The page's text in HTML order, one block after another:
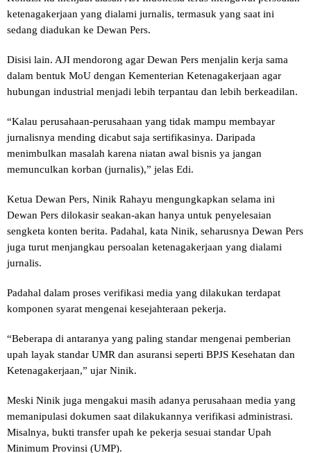
ketenagakerjaan yang dialami jurnalis, termasuk yang saat ini
sedang diadukan ke Dewan Pers.
Disisi lain. AJI mendorong agar Dewan Pers menjalin kerja sama
dalam bentuk MoU dengan Kementerian Ketenagakerjaan agar
hubungan industrial menjadi lebih terpantau dan lebih berkeadilan.
“Kalau perusahaan-perusahaan yang tidak mampu membayar
jurnalisnya mending dicabut saja sertifikasinya. Daripada
menimbulkan masalah karena niatan awal bisnis ya jangan
memunculkan korban (jurnalis),” jelas Edi.
Ketua Dewan Pers, Ninik Rahayu mengungkapkan selama ini
Dewan Pers dilokasir seakan-akan hanya untuk penyelesaian
sengketa konten berita. Padahal, kata Ninik, seharusnya Dewan Pers
juga turut menjangkau persoalan ketenagakerjaan yang dialami
jurnalis.
Padahal dalam proses verifikasi media yang dilakukan terdapat
komponen syarat mengenai kesejahteraan pekerja.
“Beberapa di antaranya yang paling standar mengenai pemberian
upah layak standar UMR dan asuransi seperti BPJS Kesehatan dan
Ketenagakerjaan,” ujar Ninik.
Meski Ninik juga mengakui masih adanya perusahaan media yang
memanipulasi dokumen saat dilakukannya verifikasi administrasi.
Misalnya, bukti transfer upah ke pekerja sesuai standar Upah
Minimum Provinsi (UMP).